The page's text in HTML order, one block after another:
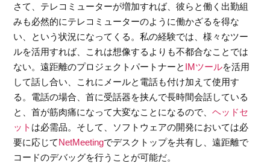
さて、テレコミューターが増加すれば、彼らと働く出勤組
みも必然的にテレコミューターのように働かざるを得な
い、という状況になってくる。私の経験では、様々なツー
ルを活用すれば、これは想像するよりも不都合なことでは
ない。遠距離のプロジェクトパートナーと IMツールを活用
して話し合い、これにメールと電話も付け加えて使用す
る。電話の場合、首に受話器を挟んで長時間会話している
と、首が筋肉痛になって大変なことになるので、ヘッドセ
ット は必需品。そして、ソフトウェアの開発においては必
要に応じてNetMeetingでデスクトップを共有し、遠距離で
コードのデバッグを行うことが可能だ。